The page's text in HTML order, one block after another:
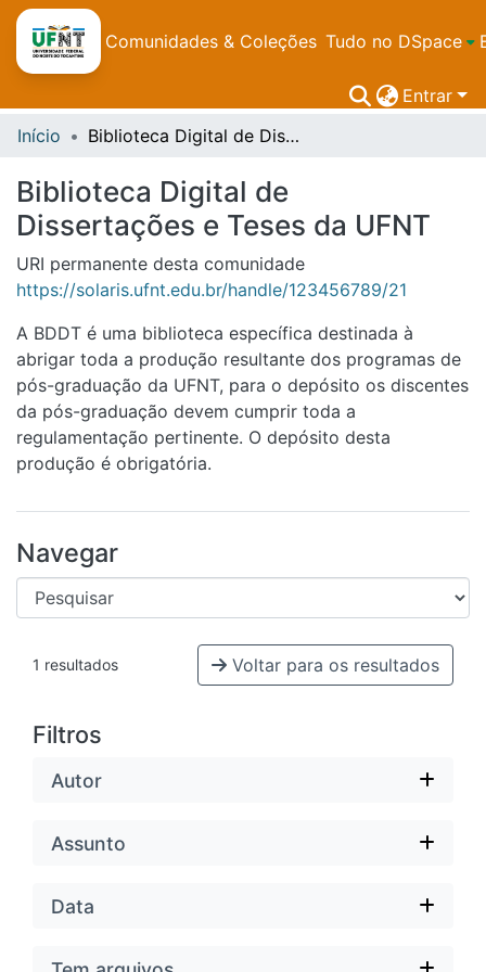
Comunidades & Coleções Tudo no DSpace
Entrar
Início
Biblioteca Digital de Dissertações e Teses da UFNT
Biblioteca Digital de
Dissertações e Teses da UFNT
URI permanente desta comunidade
https://solaris.ufnt.edu.br/handle/123456789/21
A BDDT é uma biblioteca específica destinada à
abrigar toda a produção resultante dos programas de
pós-graduação da UFNT, para o depósito os discentes
da pós-graduação devem cumprir toda a
regulamentação pertinente. O depósito desta
produção é obrigatória.
Navegar
1 resultados Voltar para os resultados
Filtros
Autor
Assunto
Data